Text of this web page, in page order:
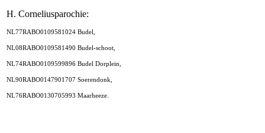
H. Corneliusparochie:
NL77RABO0109581024 Budel,
NL08RABO0109581490 Budel-schoot,
NL74RABO0109599896 Budel Dorplein,
NL90RABO0147901707 Soerendonk,
NL76RABO0130705993 Maarheeze.